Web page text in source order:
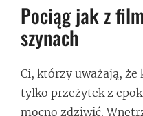
Pociąg jak z
szynach
Ci, którzy uważają,
tylko przeżytek z
mocno zdziwić.